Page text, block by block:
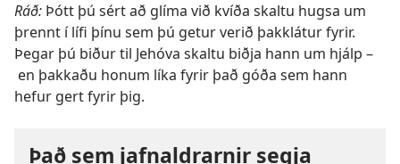
Ráð: Þótt þú sért að glíma við kvíða skaltu hugsa um
þrennt í lífi þínu sem þú getur verið þakklátur fyrir.
Þegar þú biður til Jehóva skaltu biðja hann um hjálp –
en þakkaðu honum líka fyrir það góða sem hann
hefur gert fyrir þig.
Það sem jafnaldrarnir segja